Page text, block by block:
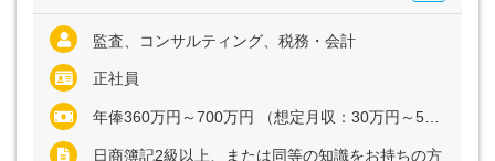
監査、コンサルティング、税務・会計
正社員
年俸360万円～700万円 （想定月収：30万円～58万3333円） ※経験・能力を考慮の上、決定いたします ※上記に固定残業代（月37時間分＝6万3270円～12万3025円）を含む ※超過分は別途全額支給
日商簿記2級以上、または同等の知識をお持ちの方